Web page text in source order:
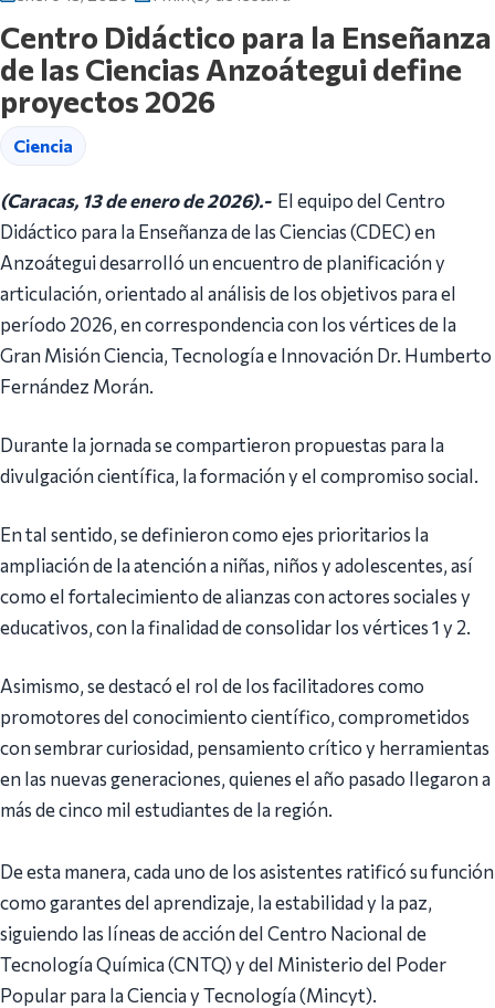
Centro Didáctico para la Enseñanza
de las Ciencias Anzoátegui define
proyectos 2026
Ciencia
(Caracas, 13 de enero de 2026).-El equipo del Centro
Didáctico para la Enseñanza de las Ciencias (CDEC) en
Anzoátegui desarrolló un encuentro de planificación y
articulación, orientado al análisis de los objetivos para el
período 2026, en correspondencia con los vértices de la
Gran Misión Ciencia, Tecnología e Innovación Dr. Humberto
Fernández Morán.
Durante ‎la jornada se compartieron propuestas para la
divulgación científica, la formación y el compromiso social.
En tal sentido, se definieron como ejes prioritarios la
ampliación de la atención a niñas, niños y adolescentes, así
como el fortalecimiento de alianzas con actores sociales y
educativos, con la finalidad de consolidar los vértices 1 y 2.
Asimismo, se destacó el rol de los facilitadores como
promotores del conocimiento científico, comprometidos
con sembrar curiosidad, pensamiento crítico y herramientas
en las nuevas generaciones, quienes el año pasado llegaron a
más de cinco mil estudiantes de la región.
De esta manera, cada uno de los asistentes ratificó su función
como garantes del aprendizaje, la estabilidad y la paz,
siguiendo las líneas de acción del Centro Nacional de
Tecnología Química (CNTQ) y del Ministerio del Poder
Popular para la Ciencia y Tecnología (Mincyt).